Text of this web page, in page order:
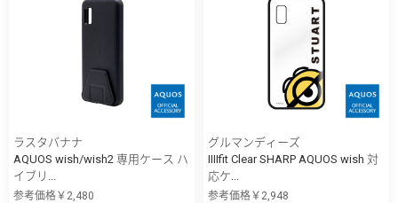
ラスタバナナ
AQUOS wish/wish2 専用ケース ハ
イブリ...
参考価格￥2,480
グルマンディーズ
IIIIfit Clear SHARP AQUOS wish 対
応ケ...
参考価格￥2,948